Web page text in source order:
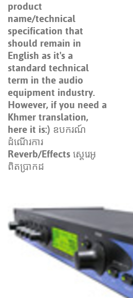
ការគាំទ្រ
ភាសា/តំបន់
product
name/technical
specification that
should remain in
English as it's a
standard technical
term in the audio
equipment industry.
However, if you need a
Khmer translation,
here it is:) ឧបករណ៍
ដំណើរការ
Reverb/Effects ស្តេរេអូ
ពិតប្រាកដ